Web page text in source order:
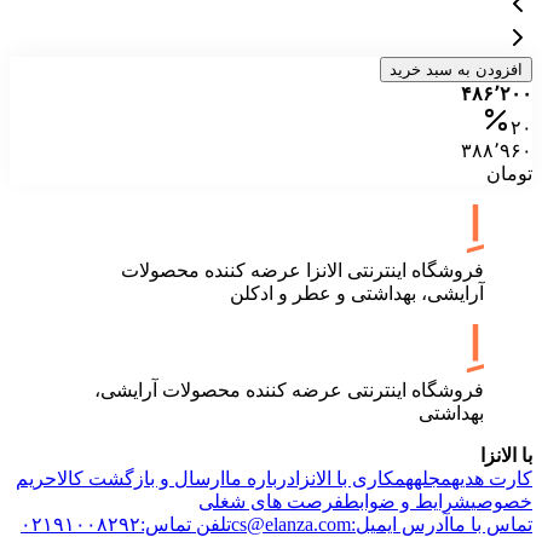
افزودن به سبد خرید
۴۸۶٬۲۰۰
۲۰
۳۸۸٬۹۶۰
تومان
فروشگاه اینترنتی الانزا عرضه کننده محصولات
آرایشی، بهداشتی و عطر و ادکلن
فروشگاه اینترنتی عرضه کننده محصولات آرایشی،
بهداشتی
با الانزا
کارت هدیهمجلههمکاری با الانزا درباره ما ارسال و بازگشت کالاحریم
خصوصیشرایط و ضوابطفرصت های شغلی
تماس با ما آدرس ایمیل:cs@elanza.com تلفن تماس:۰۲۱۹۱۰۰۸۲۹۲